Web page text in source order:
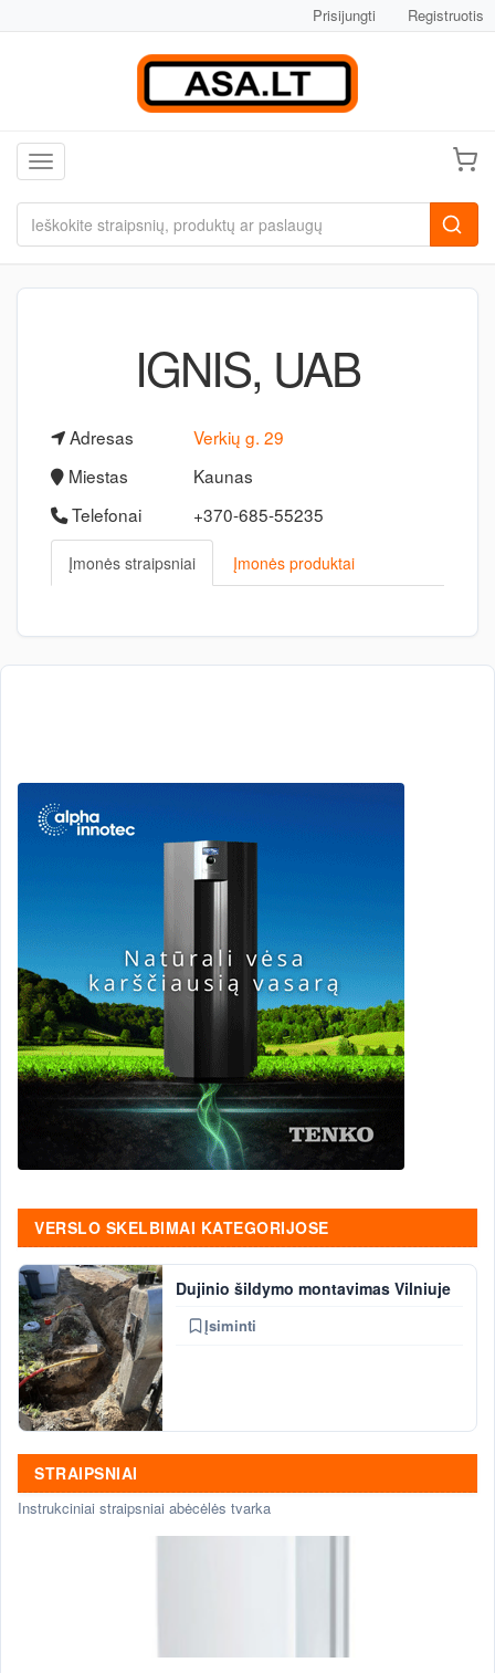
Prisijungti Registruotis
Toggle navigation
IGNIS, UAB
Adresas
Verkių g. 29
Miestas
Kaunas
Telefonai
+370-685-55235
Įmonės straipsniai Įmonės produktai
VERSLO SKELBIMAI KATEGORIJOSE
Dujinio šildymo montavimas Vilniuje
Įsiminti
STRAIPSNIAI
Instrukciniai straipsniai abėcėlės tvarka